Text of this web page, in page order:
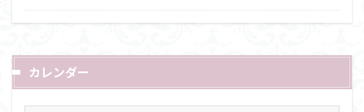
カレンダー